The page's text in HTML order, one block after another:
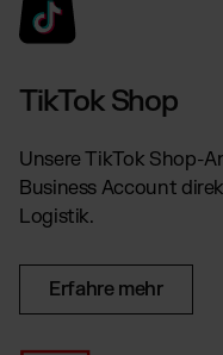
TikTok Shop
Unsere TikTok Shop-
Business Account
Logistik.
Erfahre mehr